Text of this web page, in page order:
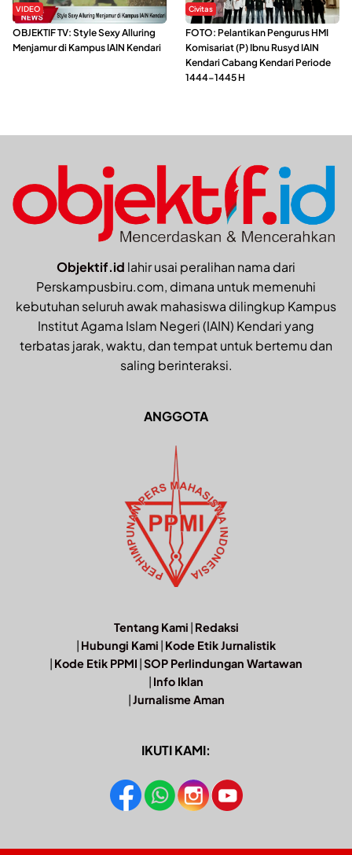
VIDEO
OBJEKTIF TV: Style Sexy Alluring
Menjamur di Kampus IAIN Kendari
Civitas
FOTO: Pelantikan Pengurus HMI
Komisariat (P) Ibnu Rusyd IAIN
Kendari Cabang Kendari Periode
1444-1445 H
Objektif.id lahir usai peralihan nama dari
Perskampusbiru.com, dimana untuk memenuhi
kebutuhan seluruh awak mahasiswa dilingkup Kampus
Institut Agama Islam Negeri (IAIN) Kendari yang
terbatas jarak, waktu, dan tempat untuk bertemu dan
saling berinteraksi.
ANGGOTA
Tentang Kami | Redaksi
| Hubungi Kami | Kode Etik Jurnalistik
| Kode Etik PPMI |SOP Perlindungan Wartawan
| Info Iklan
|Jurnalisme Aman
IKUTI KAMI: